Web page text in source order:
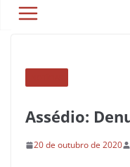
Assédio:
20 de outubro de 2020